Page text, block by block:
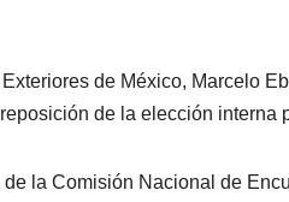
de México, Marcelo
de la elección interna
la Comisión Nacional de